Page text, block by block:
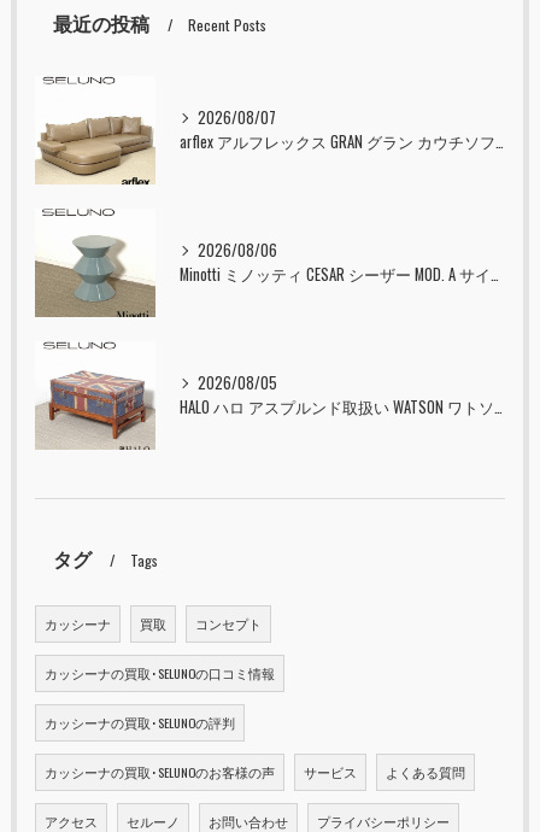
最近の投稿 Recent Posts
2026/08/07
2026/08/06
2026/08/05
タグ Tags
カッシーナ 買取 コンセプト
カッシーナの買取･SELUNOの口コミ情報
カッシーナの買取･SELUNOの評判
カッシーナの買取･SELUNOのお客様の声 サービス よくある質問
アクセス セルーノ お問い合わせ プライバシーポリシー